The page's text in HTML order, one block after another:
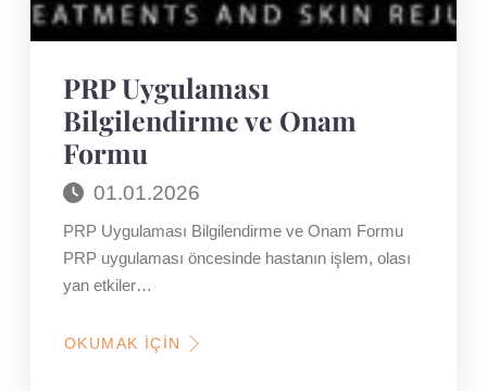
PRP Uygulaması
Bilgilendirme ve Onam
Formu
01.01.2026
PRP Uygulaması Bilgilendirme ve Onam Formu
PRP uygulaması öncesinde hastanın işlem, olası
yan etkiler…
OKUMAK İÇIN
HAKKINDA